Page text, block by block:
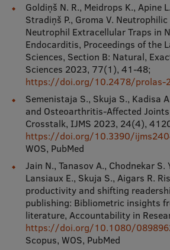
Goldiņš N. R., Meidrops K., Apine
Stradiņš P., Groma V.
Neutrophil Extracellular Traps in
Endocarditis, Proceedings of the
Sciences, Section B: Natural,
Sciences 2023, 77(1), 41-48;
https://doi.org/10.2478/prolas-
Semenistaja S., Skuja S., Kadisa
and Osteoarthritis-Affected
Crosstalk, IJMS 2023, 24(4),
https://doi.org/10.3390/
WOS, PubMed
Jain N., Tanasov A., Chodnekar S.
Lansiaux E., Skuja S., Aigars R.
productivity and shifting
publishing: Bibliometric insights
literature, Accountability in
https://doi.org/10.1080/
Scopus, WOS, PubMed